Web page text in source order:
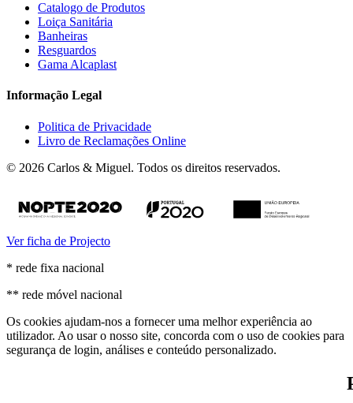
Catalogo de Produtos
Loiça Sanitária
Banheiras
Resguardos
Gama Alcaplast
Informação Legal
Politica de Privacidade
Livro de Reclamações Online
© 2026 Carlos & Miguel. Todos os direitos reservados.
Ver ficha de Projecto
* rede fixa nacional
** rede móvel nacional
Os cookies ajudam-nos a fornecer uma melhor experiência ao
utilizador. Ao usar o nosso site, concorda com o uso de cookies para
segurança de login, análises e conteúdo personalizado.